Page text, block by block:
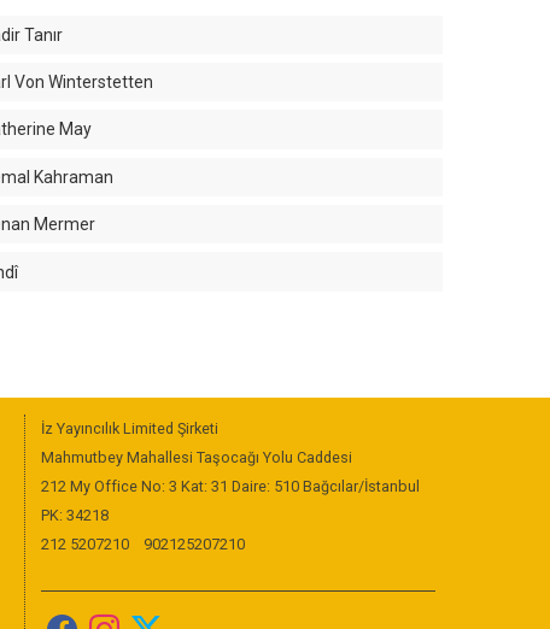
Tanır
Von Winterstetten
May
Kahraman
Mermer
İz Yayıncılık Limited Şirketi
Mahmutbey Mahallesi Taşocağı Yolu Caddesi
212 My Office No: 3 Kat: 31 Daire: 510 Bağcılar/İstanbul
PK: 34218
212 5207210
902125207210